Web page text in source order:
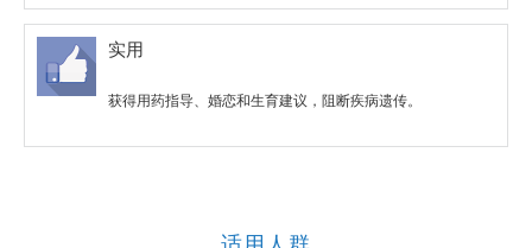
征性听力损失
病
常染色体隐性斯蒂克
勒综合征
多神经病,听力损失,
共济失调,视网膜色
视网膜色素变性伴呼
吸道感染
额鼻发育不良
实用
获得用药指导、婚恋和生育建议，阻断疾病遗传。